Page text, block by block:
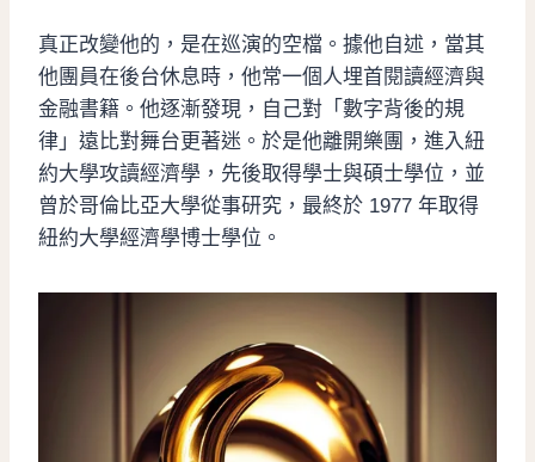
真正改變他的，是在巡演的空檔。據他自述，當其
他團員在後台休息時，他常一個人埋首閱讀經濟與
金融書籍。他逐漸發現，自己對「數字背後的規
律」遠比對舞台更著迷。於是他離開樂團，進入紐
約大學攻讀經濟學，先後取得學士與碩士學位，並
曾於哥倫比亞大學從事研究，最終於 1977 年取得
紐約大學經濟學博士學位。